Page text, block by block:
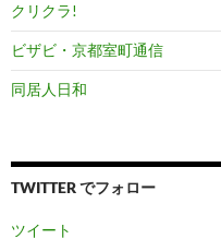
クリクラ!
ビザビ・京都室町通信
同居人日和
TWITTER でフォロー
ツイート